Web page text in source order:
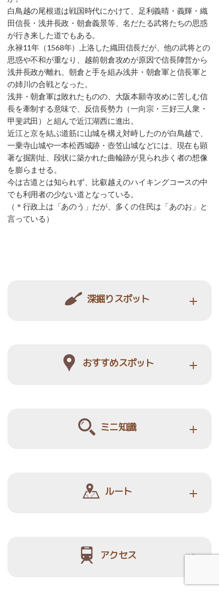
白鳥越の尾根道は戦国時代にかけて、足利義晴・義輝・織
田信長・浅井長政・朝倉義景等、名だたる武将たちの思惑
が行き来した道でもある。
永禄11年（1568年）上洛した織田信長だが、他の武将との
思惑や不和が重なり、越前朝倉攻めが原因で信長陣営から
浅井長政が離れ、朝倉と手を組み浅井・朝倉軍と信長軍と
の姉川の合戦となった。
浅井・朝倉軍は敗れたものの、大阪本願寺攻めに苦しむ信
長を牽制する意味で、反信長勢力（一向宗・三好三人衆・
甲斐武田）と組んで近江湖西に進出。
近江と京を結ぶ道筋に山城を構え対峙したのが白鳥越で、
一乗寺山城や一本松西城跡・壺笠山城などには、現在も顕
著な掘割址、段状に築かれた曲輪跡が見られ歩く者の想像
を膨らませる。
今は古道とは知られず、比叡越えのハイキングコースの中
でも利用者の少ない道となっている。
（＊行政上は「あのう」だが、多くの住民は「あのお」と
言っている）
深掘りスポット
おすすめスポット
ミニ知識
ルート
アクセス